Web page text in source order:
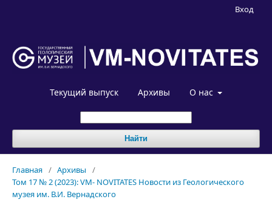
Текущий выпуск Архивы О нас
Найти
Вход
Главная / Архивы
/
Том 17 № 2 (2023): VM- NOVITATES Новости из Геологического
музея им. В.И. Вернадского